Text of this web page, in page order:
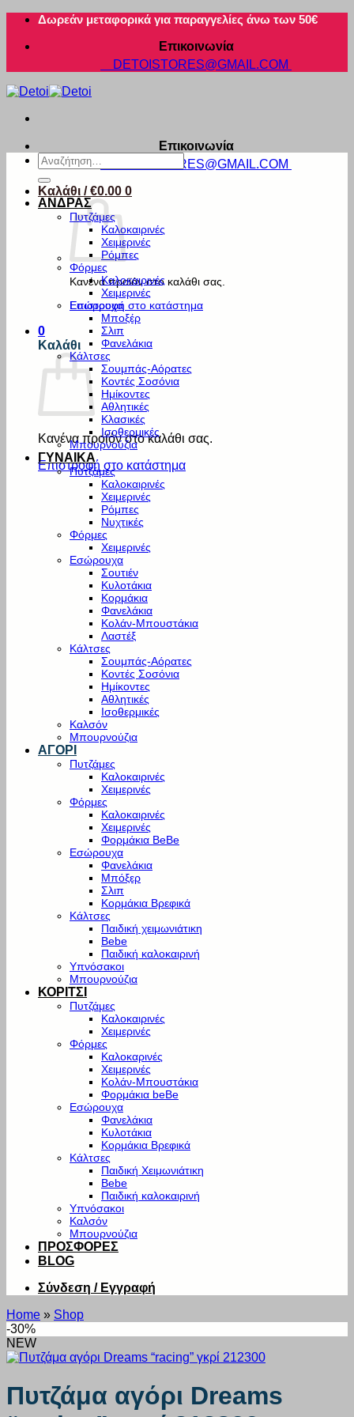
Μετάβαση
περιεχόμενο
Δωρεάν μεταφορικά για παραγγελίες άνω των 50€
Επικοινωνία
DETOISTORES@GMAIL.COM
Επικοινωνία
DETOISTORES@GMAIL.COM
Καλάθι /€0.00 0
Κανένα προϊόν στο καλάθι σας.
Επιστροφή στο κατάστημα
0
Καλάθι
Κανένα προϊόν στο καλάθι σας.
Επιστροφή στο κατάστημα
Αναζήτηση
για:
ΑΝΔΡΑΣ
Πυτζάμες
Καλοκαιρινές
Χειμερινές
Ρόμπες
Φόρμες
Καλοκαιρινές
Χειμερινές
Εσώρουχα
Μποξέρ
Σλιπ
Φανελάκια
Κάλτσες
Σουμπάς-Αόρατες
Κοντές Σοσόνια
Ημίκοντες
Αθλητικές
Κλασικές
Ισοθερμικές
Μπουρνούζια
ΓΥΝΑΙΚΑ
Πυτζάμες
Καλοκαιρινές
Χειμερινές
Ρόμπες
Νυχτικές
Φόρμες
Χειμερινές
Εσώρουχα
Σουτιέν
Κυλοτάκια
Κορμάκια
Φανελάκια
Κολάν-Μπουστάκια
Λαστέξ
Κάλτσες
Σουμπάς-Αόρατες
Κοντές Σοσόνια
Ημίκοντες
Αθλητικές
Ισοθερμικές
Καλσόν
Μπουρνούζια
ΑΓΟΡΙ
Πυτζάμες
Καλοκαιρινές
Χειμερινές
Φόρμες
Καλοκαιρινές
Χειμερινές
Φορμάκια BeBe
Εσώρουχα
Φανελάκια
Μπόξερ
Σλιπ
Κορμάκια Βρεφικά
Κάλτσες
Παιδική χειμωνιάτικη
Bebe
Παιδική καλοκαιρινή
Υπνόσακοι
Μπουρνούζια
ΚΟΡΙΤΣΙ
Πυτζάμες
Καλοκαιρινές
Χειμερινές
Φόρμες
Καλοκαρινές
Χειμερινές
Κολάν-Μπουστάκια
Φορμάκια beBe
Εσώρουχα
Φανελάκια
Κυλοτάκια
Κορμάκια Βρεφικά
Κάλτσες
Παιδική Χειμωνιάτικη
Bebe
Παιδική καλοκαιρινή
Υπνόσακοι
Καλσόν
Μπουρνούζια
ΠΡΟΣΦΟΡΕΣ
BLOG
Σύνδεση / Εγγραφή
Home » Shop
-30%
NEW
Πυτζάμα αγόρι Dreams